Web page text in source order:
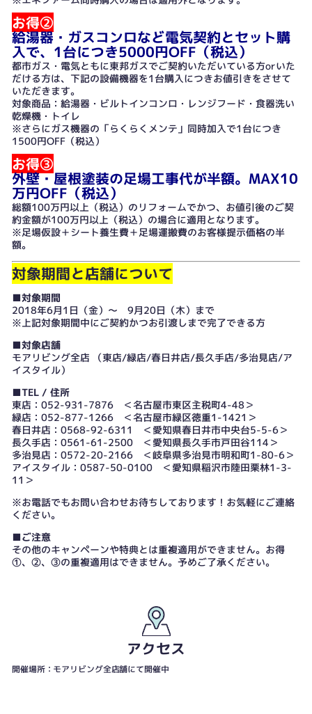
お得②
給湯器・ガスコンロなど電気契約とセット購
入で、1台につき5000円OFF（税込）
都市ガス・電気ともに東邦ガスでご契約いただいている方orいた
だける方は、下記の設備機器を1台購入につきお値引きをさせて
いただきます。
対象商品：給湯器・ビルトインコンロ・レンジフード・食器洗い
乾燥機・トイレ
※さらにガス機器の「らくらくメンテ」同時加入で1台につき
1500円OFF（税込）
お得③
外壁・屋根塗装の足場工事代が半額。MAX10
万円OFF（税込）
総額100万円以上（税込）のリフォームでかつ、お値引後のご契
約金額が100万円以上（税込）の場合に適用となります。
※足場仮設＋シート養生費＋足場運搬費のお客様提示価格の半
額。
対象期間と店舗について
■対象期間
2018年6月1日（金）〜 9月20日（木）まで
※上記対象期間中にご契約かつお引渡しまで完了できる方
■対象店舗
モアリビング全店 （東店/緑店/春日井店/長久手店/多治見店/ア
イスタイル）
■TEL / 住所
東店：052-931-7876 ＜名古屋市東区主税町4-48＞
緑店：052-877-1266 ＜名古屋市緑区徳重1-1421＞
春日井店：0568-92-6311 ＜愛知県春日井市中央台5-5-6＞
長久手店：0561-61-2500 ＜愛知県長久手市戸田谷114＞
多治見店：0572-20-2166 ＜岐阜県多治見市明和町1-80-6＞
アイスタイル：0587-50-0100 ＜愛知県稲沢市陸田栗林1-3-
11＞
※お電話でもお問い合わせお待ちしております！お気軽にご連絡
ください。
■ご注意
その他のキャンペーンや特典とは重複適用ができません。お得
①、②、③の重複適用はできません。予めご了承ください。
アクセス
開催場所：モアリビング全店舗にて開催中